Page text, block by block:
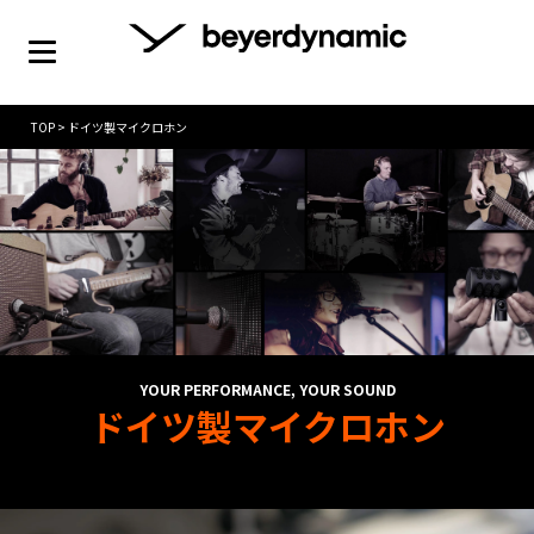
TOP > ドイツ製マイクロホン
YOUR PERFORMANCE, YOUR SOUND
ドイツ製マイクロホン